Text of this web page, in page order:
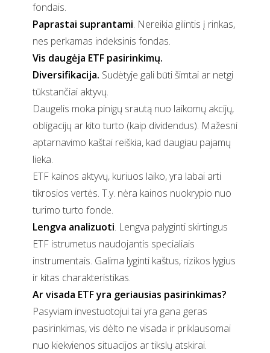
fondais.
Paprastai suprantami. Nereikia gilintis į rinkas,
nes perkamas indeksinis fondas.
Vis daugėja ETF pasirinkimų.
Diversifikacija. Sudėtyje gali būti šimtai ar netgi
tūkstančiai aktyvų.
Daugelis moka pinigų srautą nuo laikomų akcijų,
obligacijų ar kito turto (kaip dividendus). Mažesni
aptarnavimo kaštai reiškia, kad daugiau pajamų
lieka.
ETF kainos aktyvų, kuriuos laiko, yra labai arti
tikrosios vertės. T.y. nėra kainos nuokrypio nuo
turimo turto fonde.
Lengva analizuoti. Lengva palyginti skirtingus
ETF istrumetus naudojantis specialiais
instrumentais. Galima lyginti kaštus, rizikos lygius
ir kitas charakteristikas.
Ar visada ETF yra geriausias pasirinkimas?
Pasyviam investuotojui tai yra gana geras
pasirinkimas, vis dėlto ne visada ir priklausomai
nuo kiekvienos situacijos ar tikslų atskirai.